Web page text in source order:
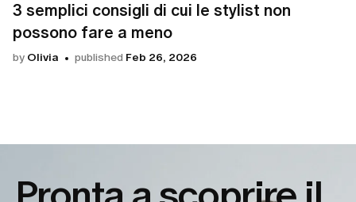
3 semplici consigli di cui le stylist non
possono fare a meno
by Olivia published Feb 26, 2026